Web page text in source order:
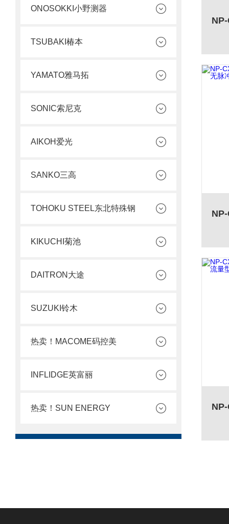
ONOSOKKI小野测器
TSUBAKI椿本
YAMATO雅马拓
SONIC索尼克
AIKOH爱光
SANKO三高
TOHOKU STEEL东北特殊钢
KIKUCHI菊池
DAITRON大途
SUZUKI铃木
热卖！MACOME码控美
INFLIDGE英富丽
热卖！SUN ENERGY